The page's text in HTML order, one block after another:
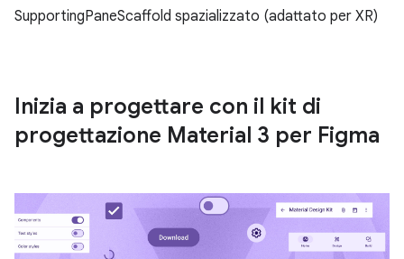
SupportingPaneScaffold spazializzato (adattato per XR)
Inizia a progettare con il kit di
progettazione Material 3 per Figma